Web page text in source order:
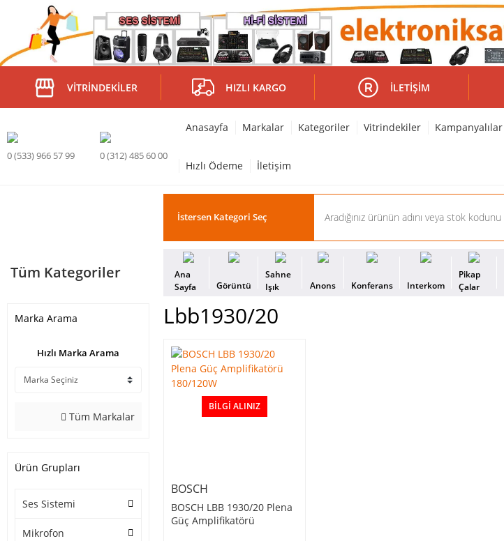
VITRINDEKILER HIZLI KARGO İLETIŞIM
0 (533) 966 57 99 0 (312) 485 60 00
Anasayfa Markalar Kategoriler Vitrindekiler Kampanyalılar
Hızlı Ödeme İletişim
Tüm Kategoriler
Ana
Sayfa
Görüntü
Sahne
Işık
Anons Konferans Interkom
Pikap
Çalar
Marka Arama
Hızlı Marka Arama
Tüm Markalar
Ürün Grupları
Ses Sistemi
Mikrofon
Lbb1930/20
BILGI ALINIZ
BOSCH
BOSCH LBB 1930/20 Plena
Güç Amplifikatörü